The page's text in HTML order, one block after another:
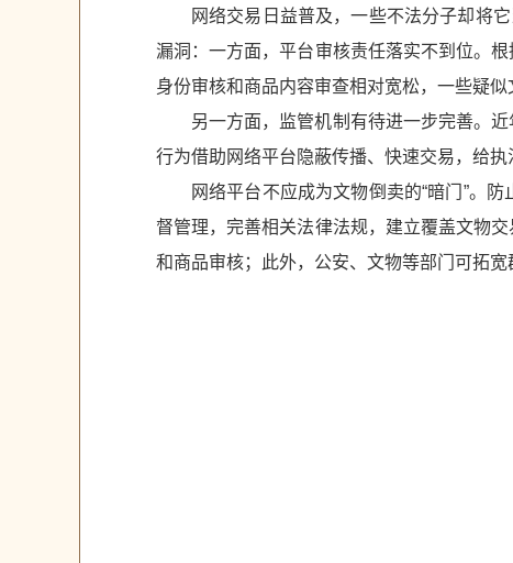
网络交易日益普及，一些不法分子却将
漏洞：一方面，平台审核责任落实不到位。
身份审核和商品内容审查相对宽松，一些疑
另一方面，监管机制有待进一步完善。
行为借助网络平台隐蔽传播、快速交易，给执
网络平台不应成为文物倒卖的“暗门”。
督管理，完善相关法律法规，建立覆盖文物
和商品审核；此外，公安、文物等部门可拓